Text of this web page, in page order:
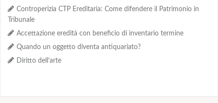
Controperizia CTP Ereditaria: Come difendere il Patrimonio in
Tribunale
Accettazione eredità con beneficio di inventario termine
Quando un oggetto diventa antiquariato?
Diritto dell’arte